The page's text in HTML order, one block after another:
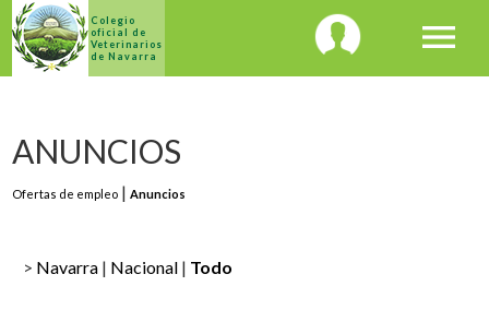
Colegio
oficial de
Veterinarios
de Navarra
menu
ANUNCIOS
Ofertas de empleo Anuncios
> Navarra | Nacional | Todo